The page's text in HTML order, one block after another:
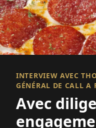
INTERVIEW AVEC
GÉNÉRAL DE CALL A
Avec